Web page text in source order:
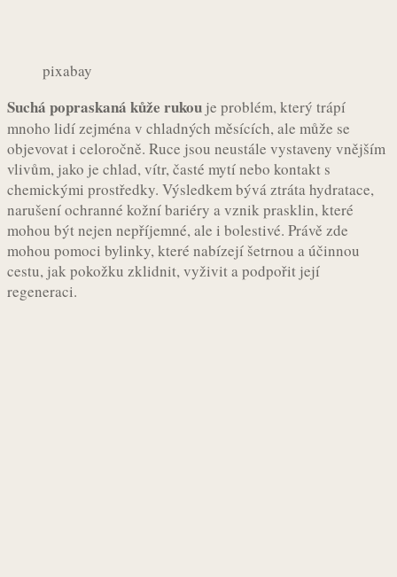
pixabay
Suchá popraskaná kůže rukou je problém, který trápí
mnoho lidí zejména v chladných měsících, ale může se
objevovat i celoročně. Ruce jsou neustále vystaveny vnějším
vlivům, jako je chlad, vítr, časté mytí nebo kontakt s
chemickými prostředky. Výsledkem bývá ztráta hydratace,
narušení ochranné kožní bariéry a vznik prasklin, které
mohou být nejen nepříjemné, ale i bolestivé. Právě zde
mohou pomoci bylinky, které nabízejí šetrnou a účinnou
cestu, jak pokožku zklidnit, vyživit a podpořit její
regeneraci.